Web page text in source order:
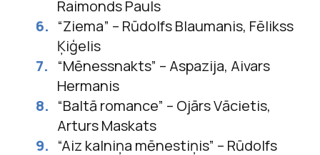
Raimonds Pauls
“Ziema” – Rūdolfs Blaumanis, Fēlikss
Ķiģelis
“Mēnessnakts” – Aspazija, Aivars
Hermanis
“Baltā romance” – Ojārs Vācietis,
Arturs Maskats
“Aiz kalniņa mēnestiņis” – Rūdolfs